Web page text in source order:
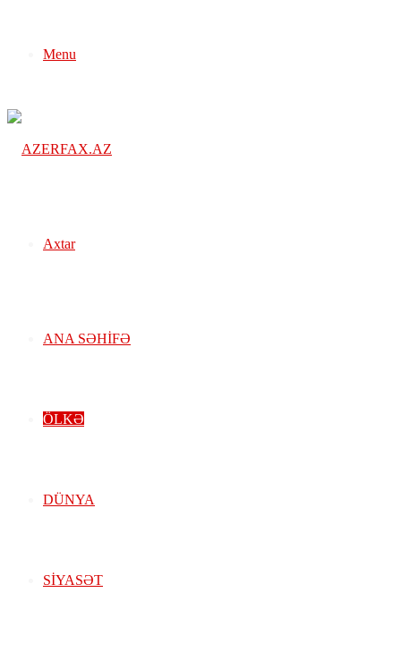
Menu
Axtar
ANA SƏHIFƏ
ÖLKƏ
DÜNYA
SIYASƏT